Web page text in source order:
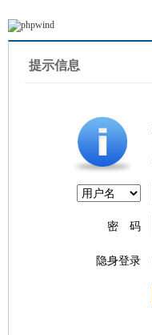
提示信息
密 码
隐身登录